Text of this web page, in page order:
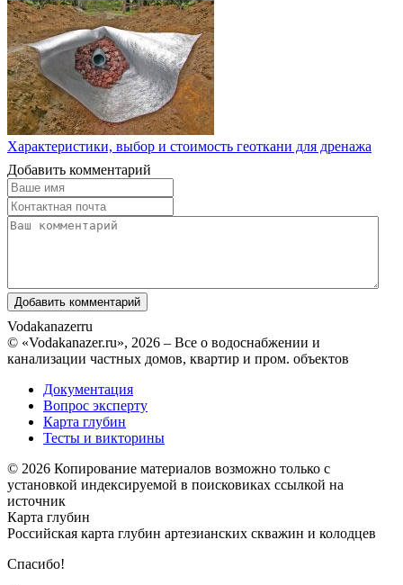
Характеристики, выбор и стоимость геоткани для дренажа
Добавить комментарий
Vodakanazerru
© «Vodakanazer.ru», 2026 – Все о водоснабжении и
канализации частных домов, квартир и пром. объектов
Документация
Вопрос эксперту
Карта глубин
Тесты и викторины
© 2026 Копирование материалов возможно только с
установкой индексируемой в поисковиках ссылкой на
источник
Карта глубин
Российская карта глубин артезианских скважин и колодцев
Спасибо!